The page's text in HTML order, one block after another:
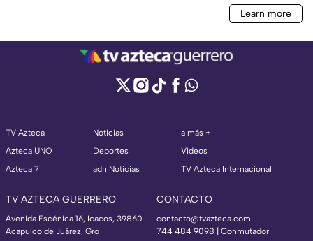
TV Azteca
Azteca UNO
Azteca 7
Noticias
Deportes
adn Noticias
a más +
Videos
TV Azteca Internacional
TV AZTECA GUERRERO
Avenida Escénica 16, Icacos, 39860
Acapulco de Juárez, Gro
CONTACTO
contacto@tvazteca.com
744 484 9098 | Conmutador